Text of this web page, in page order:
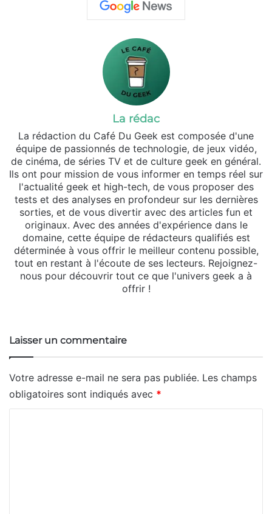
La rédac
La rédaction du Café Du Geek est composée d'une
équipe de passionnés de technologie, de jeux vidéo,
de cinéma, de séries TV et de culture geek en général.
Ils ont pour mission de vous informer en temps réel sur
l'actualité geek et high-tech, de vous proposer des
tests et des analyses en profondeur sur les dernières
sorties, et de vous divertir avec des articles fun et
originaux. Avec des années d'expérience dans le
domaine, cette équipe de rédacteurs qualifiés est
déterminée à vous offrir le meilleur contenu possible,
tout en restant à l'écoute de ses lecteurs. Rejoignez-
nous pour découvrir tout ce que l'univers geek a à
offrir !
Laisser un commentaire
Votre adresse e-mail ne sera pas publiée. Les champs
obligatoires sont indiqués avec *